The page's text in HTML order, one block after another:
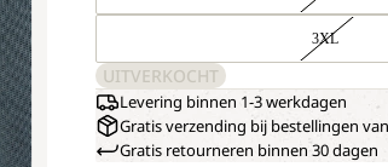
3XL
UITVERKOCHT
Levering binnen 1-3 werkdagen
Gratis verzending bij bestellingen
Gratis retourneren binnen 30 dagen